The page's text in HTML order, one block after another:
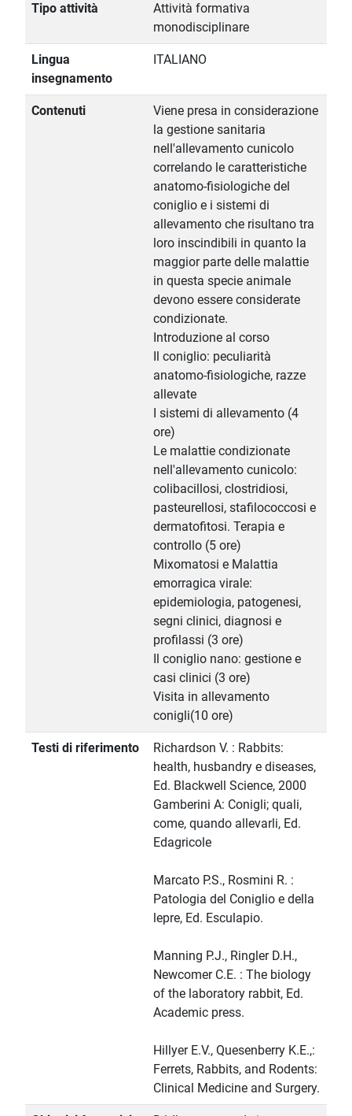
Tipo attività
Attività formativa
monodisciplinare
Lingua
insegnamento
ITALIANO
Contenuti
Viene presa in considerazione
la gestione sanitaria
nell'allevamento cunicolo
correlando le caratteristiche
anatomo-fisiologiche del
coniglio e i sistemi di
allevamento che risultano tra
loro inscindibili in quanto la
maggior parte delle malattie
in questa specie animale
devono essere considerate
condizionate.
Introduzione al corso
Il coniglio: peculiarità
anatomo-fisiologiche, razze
allevate
I sistemi di allevamento (4
ore)
Le malattie condizionate
nell'allevamento cunicolo:
colibacillosi, clostridiosi,
pasteurellosi, stafilococcosi e
dermatofitosi. Terapia e
controllo (5 ore)
Mixomatosi e Malattia
emorragica virale:
epidemiologia, patogenesi,
segni clinici, diagnosi e
profilassi (3 ore)
Il coniglio nano: gestione e
casi clinici (3 ore)
Visita in allevamento
conigli(10 ore)
Testi di riferimento
Richardson V. : Rabbits:
health, husbandry e diseases,
Ed. Blackwell Science, 2000
Gamberini A: Conigli; quali,
come, quando allevarli, Ed.
Edagricole
Marcato P.S., Rosmini R. :
Patologia del Coniglio e della
lepre, Ed. Esculapio.
Manning P.J., Ringler D.H.,
Newcomer C.E. : The biology
of the laboratory rabbit, Ed.
Academic press.
Hillyer E.V., Quesenberry K.E.,:
Ferrets, Rabbits, and Rodents:
Clinical Medicine and Surgery.